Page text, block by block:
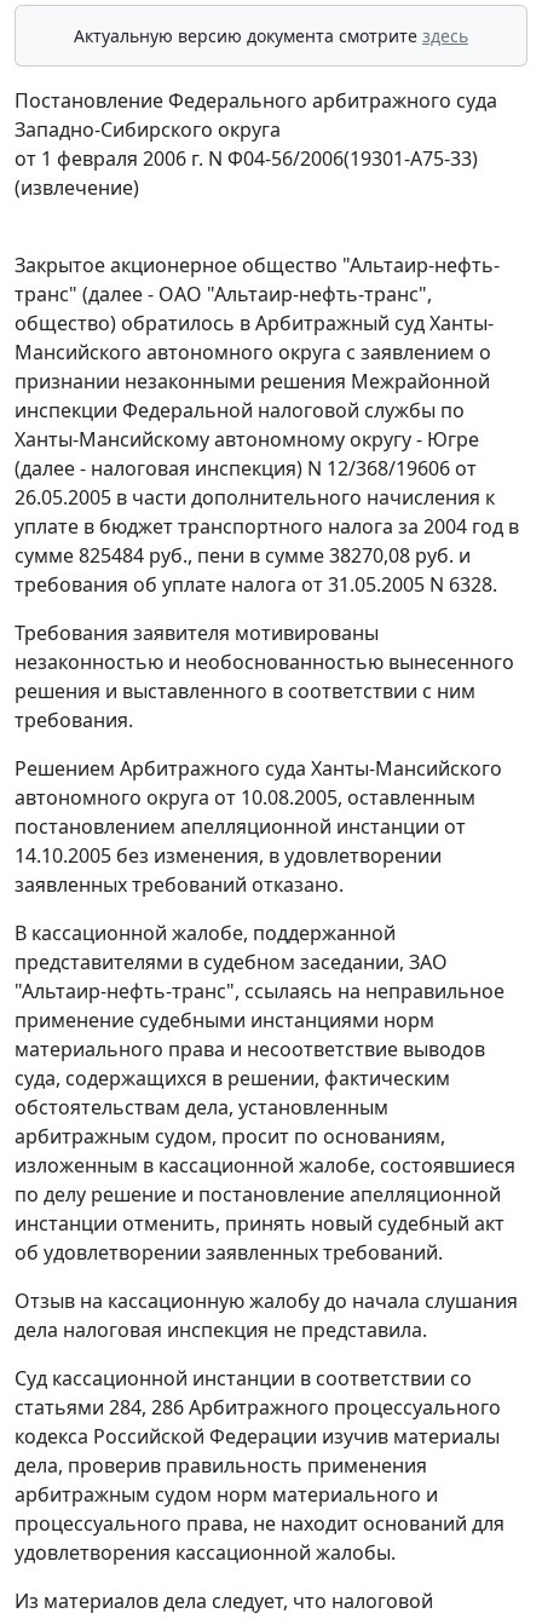
Актуальную версию документа смотрите здесь
Постановление Федерального арбитражного суда
Западно-Сибирского округа
от 1 февраля 2006 г. N Ф04-56/2006(19301-А75-33)
(извлечение)
Закрытое акционерное общество "Альтаир-нефть-
транс" (далее - ОАО "Альтаир-нефть-транс",
общество) обратилось в Арбитражный суд Ханты-
Мансийского автономного округа с заявлением о
признании незаконными решения Межрайонной
инспекции Федеральной налоговой службы по
Ханты-Мансийскому автономному округу - Югре
(далее - налоговая инспекция) N 12/368/19606 от
26.05.2005 в части дополнительного начисления к
уплате в бюджет транспортного налога за 2004 год в
сумме 825484 руб., пени в сумме 38270,08 руб. и
требования об уплате налога от 31.05.2005 N 6328.
Требования заявителя мотивированы
незаконностью и необоснованностью вынесенного
решения и выставленного в соответствии с ним
требования.
Решением Арбитражного суда Ханты-Мансийского
автономного округа от 10.08.2005, оставленным
постановлением апелляционной инстанции от
14.10.2005 без изменения, в удовлетворении
заявленных требований отказано.
В кассационной жалобе, поддержанной
представителями в судебном заседании, ЗАО
"Альтаир-нефть-транс", ссылаясь на неправильное
применение судебными инстанциями норм
материального права и несоответствие выводов
суда, содержащихся в решении, фактическим
обстоятельствам дела, установленным
арбитражным судом, просит по основаниям,
изложенным в кассационной жалобе, состоявшиеся
по делу решение и постановление апелляционной
инстанции отменить, принять новый судебный акт
об удовлетворении заявленных требований.
Отзыв на кассационную жалобу до начала слушания
дела налоговая инспекция не представила.
Суд кассационной инстанции в соответствии со
статьями 284, 286Арбитражного процессуального
кодекса Российской Федерации изучив материалы
дела, проверив правильность применения
арбитражным судом норм материального и
процессуального права, не находит оснований для
удовлетворения кассационной жалобы.
Из материалов дела следует, что налоговой